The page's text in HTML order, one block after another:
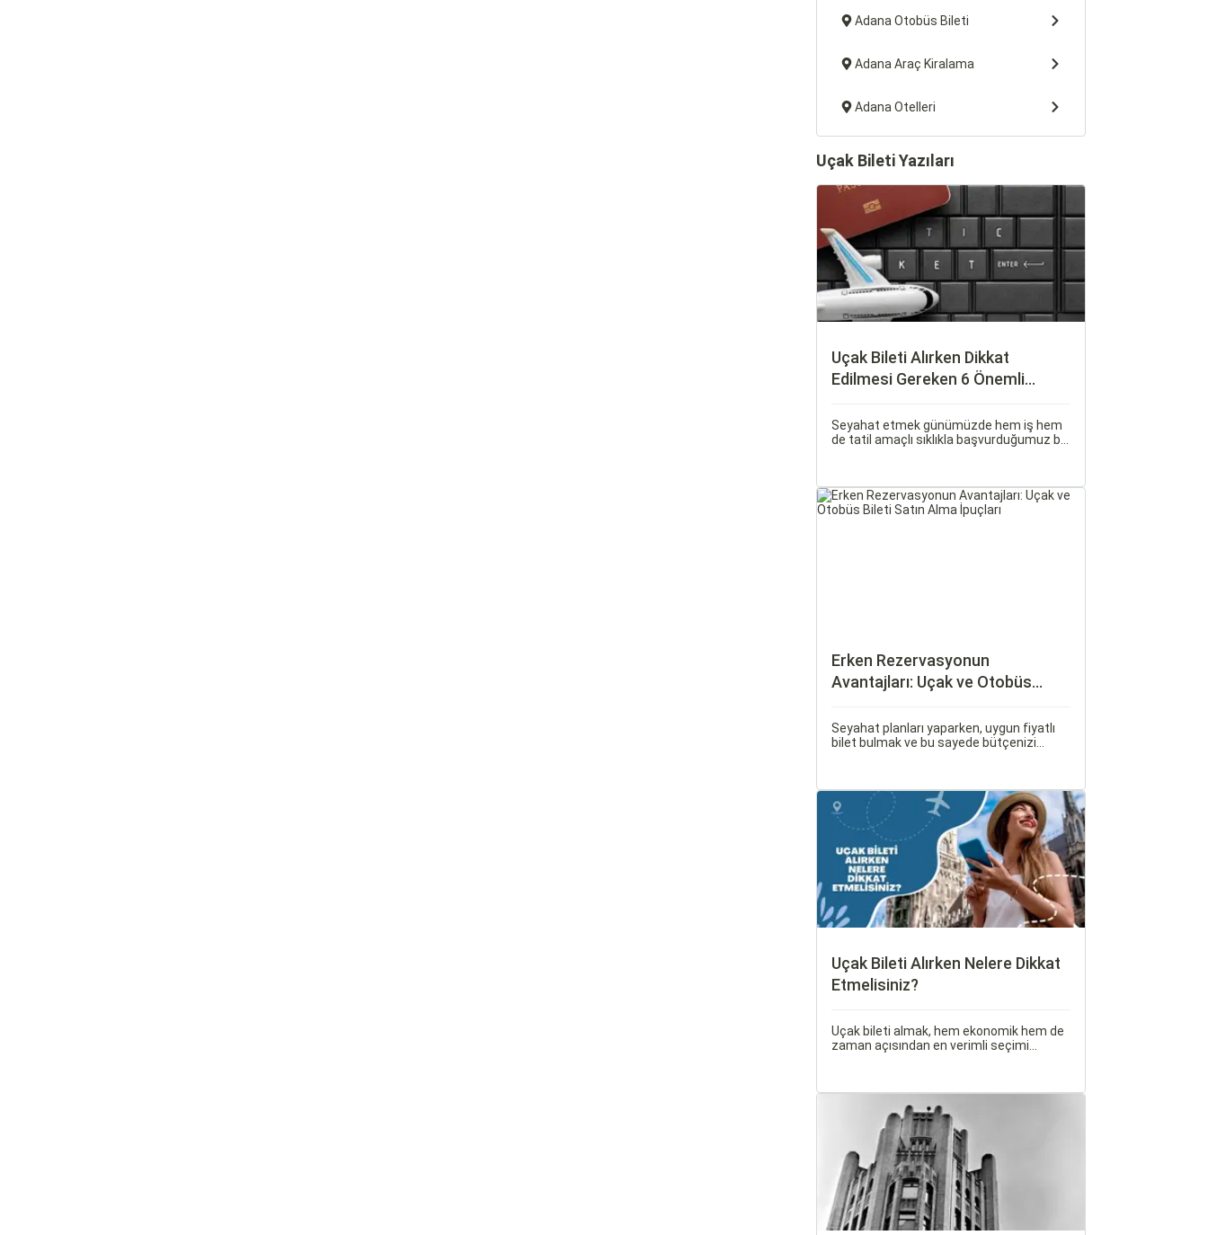
Adana Otobüs Bileti
Adana Araç Kiralama
Adana Otelleri
Uçak Bileti Yazıları
Uçak Bileti Alırken Dikkat
Edilmesi Gereken 6 Önemli
Seyahat etmek günümüzde hem iş hem
de tatil amaçlı sıklıkla başvurduğumuz bir
seyahat sağlamak adına büyük önem
taşır.
Erken Rezervasyonun
Avantajları: Uçak ve Otobüs
Seyahat planları yaparken, uygun fiyatlı
bilet bulmak ve bu sayede bütçenizi
aynı zamanda daha kaliteli bir seyahat
deneyimi yaşamanızı sağlar.
Uçak Bileti Alırken Nelere Dikkat
Etmelisiniz?
Uçak bileti almak, hem ekonomik hem de
zaman açısından en verimli seçimi
etmeniz gereken önemli noktaları ele
alacak ve Sorgulamax.